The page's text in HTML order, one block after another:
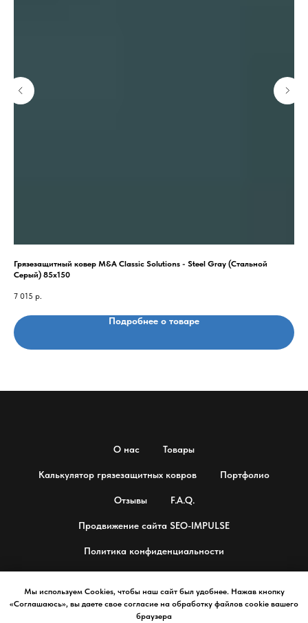
Мы используем Cookies, чтобы наш сайт был удобнее. Нажав кнопку
«Соглашаюсь», вы даете свое согласие на обработку файлов cookie вашего
браузера
Грязезащитный ковер M&A Classic Solutions - Steel Gray (Стальной
Серый) 85x150
7 015 р.
Подробнее о товаре
О нас Товары
Калькулятор грязезащитных ковров Портфолио
Отзывы F.A.Q.
Продвижение сайта SEO-IMPULSE
Политика конфиденциальности
© 2025 Профессиональные напольные покрытия